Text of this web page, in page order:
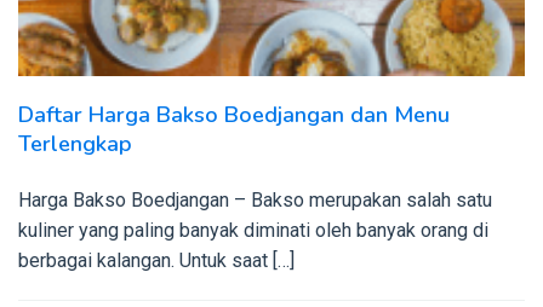
Daftar Harga Bakso Boedjangan dan Menu
Terlengkap
Harga Bakso Boedjangan – Bakso merupakan salah satu
kuliner yang paling banyak diminati oleh banyak orang di
berbagai kalangan. Untuk saat […]